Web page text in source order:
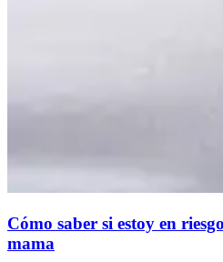
Cómo saber si estoy en
mama